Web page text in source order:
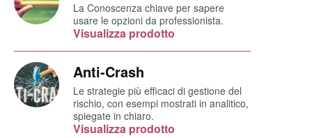
La Conoscenza chiave per sapere
usare le opzioni da professionista.
Visualizza prodotto
Anti-Crash
Le strategie più efficaci di gestione del
rischio, con esempi mostrati in analitico,
spiegate in chiaro.
Visualizza prodotto